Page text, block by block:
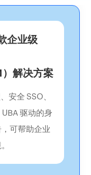
企业级
解决方案
安全 SSO、
驱动的身
可帮助企业